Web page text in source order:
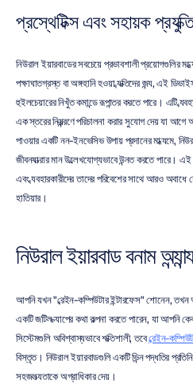
প্রস্থেটিক্স এবং সহায়ক
নিউরাল ইয়ারবাডের সবচেয়ে প্রভাবশালী প্রয়োগগুলির
পক্ষাঘাতগ্রস্ত বা অঙ্গহানি হওয়া ব্যক্তিদের জন্য, এই
হুইলচেয়ারের নিখুঁত কমান্ডে রূপান্তর করতে পারে। এটি
এক স্তরের নিয়ন্ত্রণে পরিচালনা করার সুযোগ দেয় যা আগে
পাওয়ার একটি নন-ইনভেসিভ উপায় প্রদানের মাধ্যমে,
জীবনযাত্রার মান উল্লেখযোগ্যভাবে উন্নত করতে পারে। এই
এবং ব্যবহারকারীদের তাদের পরিবেশের সাথে আরও
হাতিয়ার।
নিউরাল ইয়ারবাড বনাম
আপনি যখন "ব্রেইন-কম্পিউটার ইন্টারফেস" শোনেন,
একটি জটিল ক্যাপের কথা কল্পনা করতে পারেন, যা আপনি
সিস্টেমগুলি অবিশ্বাস্যভাবে শক্তিশালী, তবে ব্রেইন-
বিস্তৃত। নিউরাল ইয়ারবাডগুলি একটি ভিন্ন পদ্ধতির
সহজলভ্যতাকে অগ্রাধিকার দেয়।